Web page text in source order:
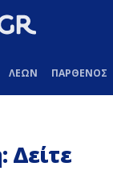
ΛΕΩΝ ΠΑΡΘΕΝΟΣ
Δείτε